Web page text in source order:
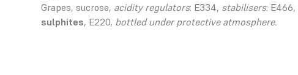
Grapes, sucrose, acidity regulators: E334, stabilisers: E466,
sulphites, E220, bottled under protective atmosphere.